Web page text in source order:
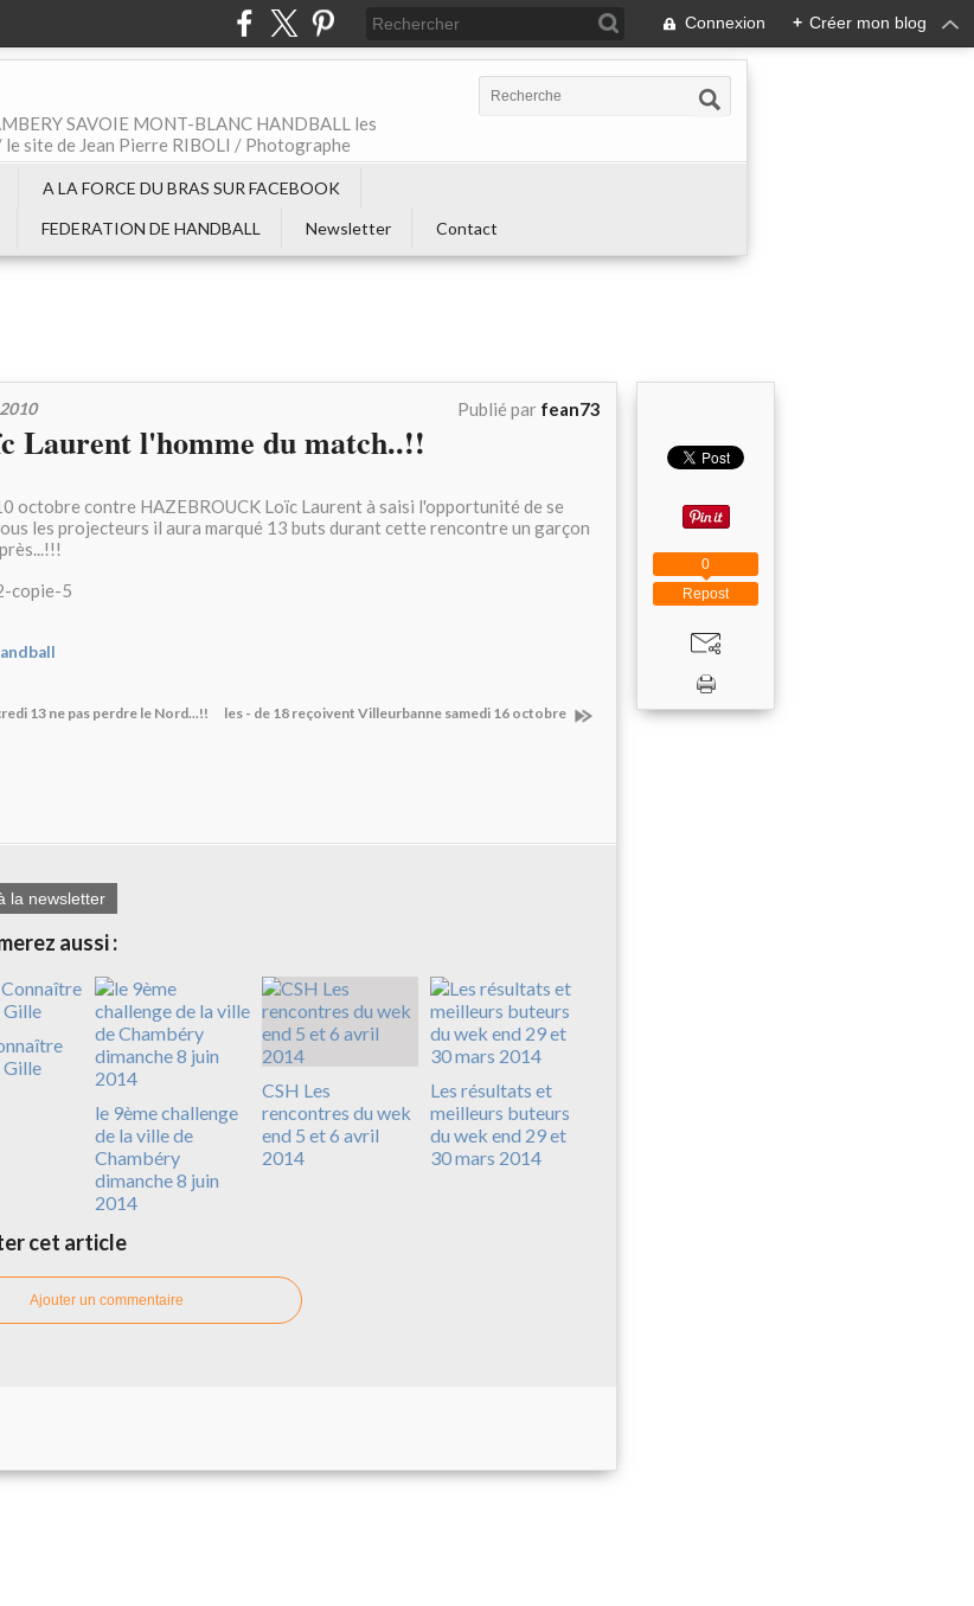
Connexion + Créer mon blog
SAVOIE MONT-BLANC HANDBALL les
site de Jean Pierre RIBOLI / Photographe
A LA FORCE DU BRAS SUR FACEBOOK
FEDERATION DE HANDBALL Newsletter Contact
Publié par fean73
Laurent l'homme du match..!!
octobre contre HAZEBROUCK Loïc Laurent à saisi l'opportunité de se
les projecteurs il aura marqué 13 buts durant cette rencontre un garçon
13 ne pas perdre le Nord...!! les - de 18 reçoivent Villeurbanne samedi 16 octobre
la newsletter
aussi :
Gille
le 9ème challenge
de la ville de
Chambéry
dimanche 8 juin
2014
CSH Les
rencontres du wek
end 5 et 6 avril
2014
Les résultats et
meilleurs buteurs
du wek end 29 et
30 mars 2014
cet article
Ajouter un commentaire
Repost
0